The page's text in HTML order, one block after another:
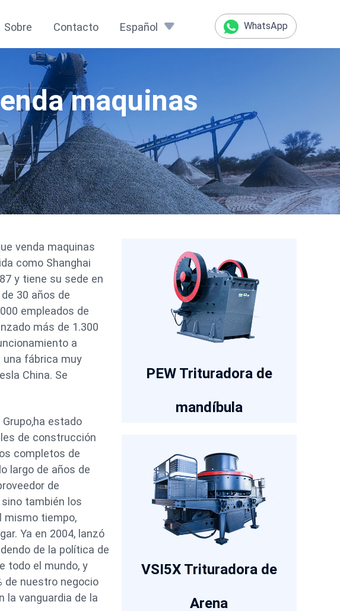
WhatsApp
Sobre Contacto Español
maquinas
venda maquinas
como Shanghai
y tiene su sede en
30 años de
empleados de
más de 1.300
a
una fábrica muy
China. Se
estado
de construcción
completos de
largo de años de
de
también los
mismo tiempo,
Ya en 2004, lanzó
de la política de
todo el mundo, y
de nuestro negocio
la vanguardia de la
PEW Trituradora de
mandíbula
VSI5X Trituradora de
Arena